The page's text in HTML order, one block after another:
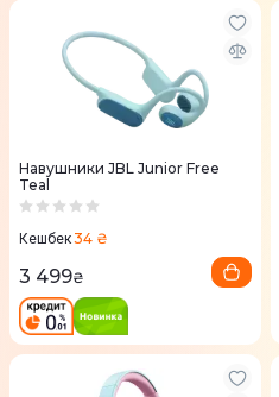
Навушники JBL Junior Free
Teal
Кешбек34 ₴
3 499₴